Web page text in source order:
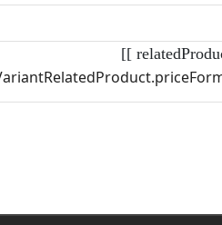
[[